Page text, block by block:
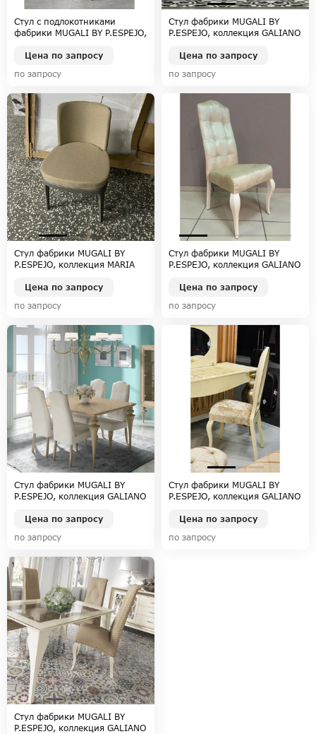
Стул с подлокотниками
фабрики MUGALI BY P.ESPEJO,
Цена по запросу
по запросу
Стул фабрики MUGALI BY
P.ESPEJO, коллекция GALIANO
Цена по запросу
по запросу
Стул фабрики MUGALI BY
P.ESPEJO, коллекция MARIA
Цена по запросу
по запросу
Стул фабрики MUGALI BY
P.ESPEJO, коллекция GALIANO
Цена по запросу
по запросу
Стул фабрики MUGALI BY
P.ESPEJO, коллекция GALIANO
Цена по запросу
по запросу
Стул фабрики MUGALI BY
P.ESPEJO, коллекция GALIANO
Цена по запросу
по запросу
Стул фабрики MUGALI BY
P.ESPEJO, коллекция GALIANO